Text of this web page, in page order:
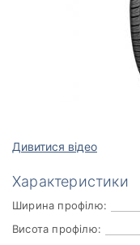
Дивитися відео
Характеристики
Ширина профілю:
Висота профілю: